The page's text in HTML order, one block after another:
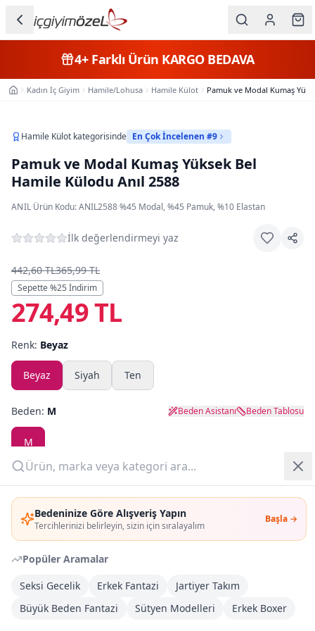
Bedeninize Göre Alışveriş Yapın
Tercihlerinizi belirleyin, sizin için sıralayalım
Başla →
Popüler Aramalar
Seksi Gecelik
Erkek Fantazi
Jartiyer Takım
Büyük Beden Fantazi
Sütyen Modelleri Erkek Boxer
Kategorileri
Erkek
Çocuk
Beden
Markalar
Plaj & Mayo
Yazlık Pijama
Kampanyalar
Yeni Gelenler
OUTLET
Giriş Yap
Üye Ol
4+Farklı Ürün KARGO BEDAVA
Ana SayfaKadın İç Giyim Hamile/Lohusa Hamile Külot Pamuk ve Modal Kumaş
Hamile Külot kategorisinde En Çok İncelenen #9
Pamuk ve Modal Kumaş Yüksek Bel
Hamile Külodu Anıl 2588
ANIL·Ürün Kodu:ANIL2588·%45 Modal, %45 Pamuk, %10 Elastan
İlk değerlendirmeyi yaz
442,60 TL365,99 TL
Sepette %25 İndirim
274,49 TL
Renk: Beyaz
Beyaz Siyah Ten
Beden: M Beden Asistanı Beden Tablosu
M
Adet:
Sepete Ekle
DHL Kargoya Teslim